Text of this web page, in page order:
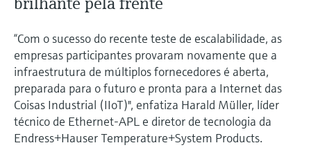
“Com o sucesso do recente teste de escalabilidade, as
empresas participantes provaram novamente que a
infraestrutura de múltiplos fornecedores é aberta,
preparada para o futuro e pronta para a Internet das
Coisas Industrial (IIoT)", enfatiza Harald Müller, líder
técnico de Ethernet-APL e diretor de tecnologia da
Endress+Hauser Temperature+System Products.